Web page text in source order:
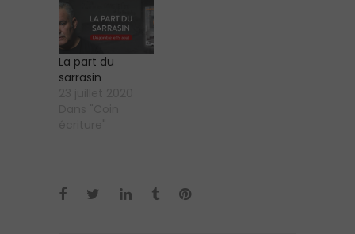
La part du
sarrasin